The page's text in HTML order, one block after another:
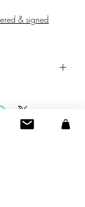
& signed
reservadosADAGP